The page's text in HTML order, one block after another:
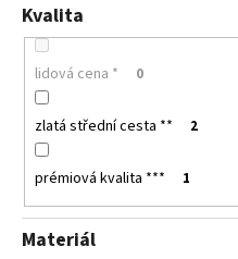
Kvalita
lidová cena * 0
zlatá střední cesta ** 2
prémiová kvalita *** 1
Materiál